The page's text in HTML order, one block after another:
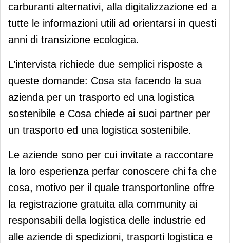
carburanti alternativi, alla digitalizzazione ed a
tutte le informazioni utili ad orientarsi in questi
anni di transizione ecologica.
L’intervista richiede due semplici risposte a
queste domande: Cosa sta facendo la sua
azienda per un trasporto ed una logistica
sostenibile e Cosa chiede ai suoi partner per
un trasporto ed una logistica sostenibile.
Le aziende sono per cui invitate a raccontare
la loro esperienza perfar conoscere chi fa che
cosa, motivo per il quale transportonline offre
la registrazione gratuita alla community ai
responsabili della logistica delle industrie ed
alle aziende di spedizioni, trasporti logistica e